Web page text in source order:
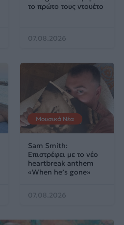
το πρώτο τους ντουέτο
07.08.2026
Μουσικά Νέα
Sam Smith:
Επιστρέφει με το νέο
heartbreak anthem
«When he’s gone»
07.08.2026